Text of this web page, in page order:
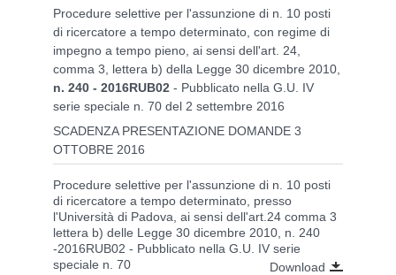
Procedure selettive per l'assunzione di n. 10 posti
di ricercatore a tempo determinato, con regime di
impegno a tempo pieno, ai sensi dell'art. 24,
comma 3, lettera b) della Legge 30 dicembre 2010,
n. 240 - 2016RUB02 - Pubblicato nella G.U. IV
serie speciale n. 70 del 2 settembre 2016
SCADENZA PRESENTAZIONE DOMANDE 3
OTTOBRE 2016
Procedure selettive per l'assunzione di n. 10 posti
di ricercatore a tempo determinato, presso
l'Università di Padova, ai sensi dell'art.24 comma 3
lettera b) delle Legge 30 dicembre 2010, n. 240
-2016RUB02 - Pubblicato nella G.U. IV serie
speciale n. 70
Download